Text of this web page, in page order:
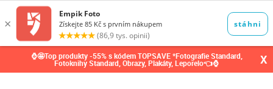
⌚🤩Top produkty -55% s kódem TOPSAVE *Fotografie Standard,
Fotoknihy Standard, Obrazy, Plakáty, Leporelo👈⌚ X